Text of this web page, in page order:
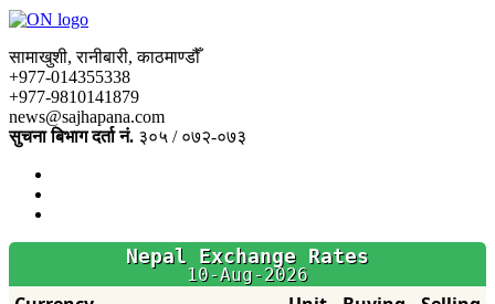
सामाखुशी, रानीबारी, काठमाण्डौँ
+977-014355338
+977-9810141879
news@sajhapana.com
सुचना बिभाग दर्ता नं. ३०५ / ०७२-०७३